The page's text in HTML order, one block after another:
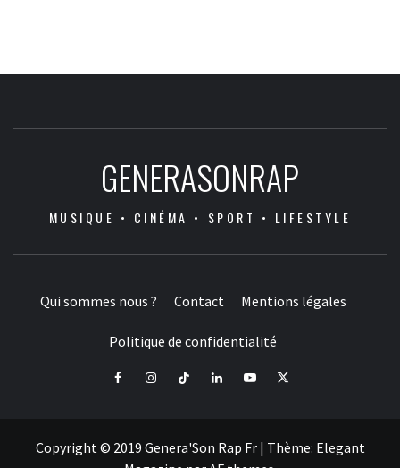
GENERASONRAP
MUSIQUE • CINÉMA • SPORT • LIFESTYLE
Qui sommes nous ? Contact Mentions légales
Politique de confidentialité
FacebookInstagramTiktok LinkedInYoutube
X
Copyright © 2019 Genera'Son Rap Fr | Thème: Elegant